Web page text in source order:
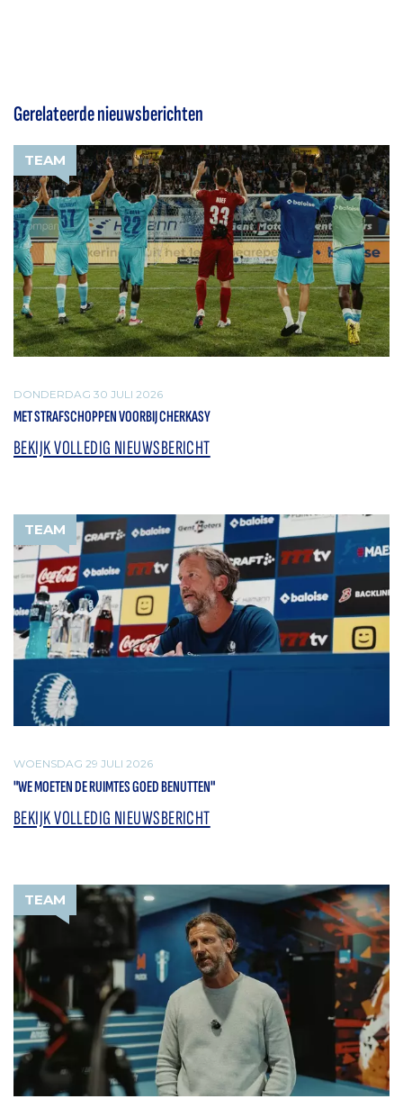
Gerelateerde nieuwsberichten
TEAM
DONDERDAG 30 JULI 2026
MET STRAFSCHOPPEN VOORBIJ CHERKASY
BEKIJK VOLLEDIG NIEUWSBERICHT
TEAM
WOENSDAG 29 JULI 2026
"WE MOETEN DE RUIMTES GOED BENUTTEN"
BEKIJK VOLLEDIG NIEUWSBERICHT
TEAM